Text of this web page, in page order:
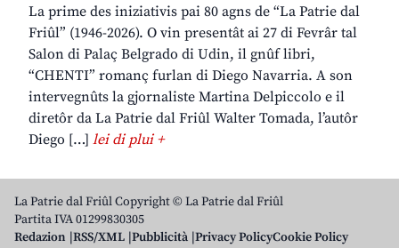
La prime des iniziativis pai 80 agns de “La Patrie dal
Friûl” (1946-2026). O vin presentât ai 27 di Fevrâr tal
Salon di Palaç Belgrado di Udin, il gnûf libri,
“CHENTI” romanç furlan di Diego Navarria. A son
intervegnûts la gjornaliste Martina Delpiccolo e il
diretôr da La Patrie dal Friûl Walter Tomada, l’autôr
Diego […] lei di plui +
La Patrie dal Friûl Copyright © La Patrie dal Friûl
Partita IVA 01299830305
Redazion RSS/XML Pubblicità Privacy PolicyCookie Policy